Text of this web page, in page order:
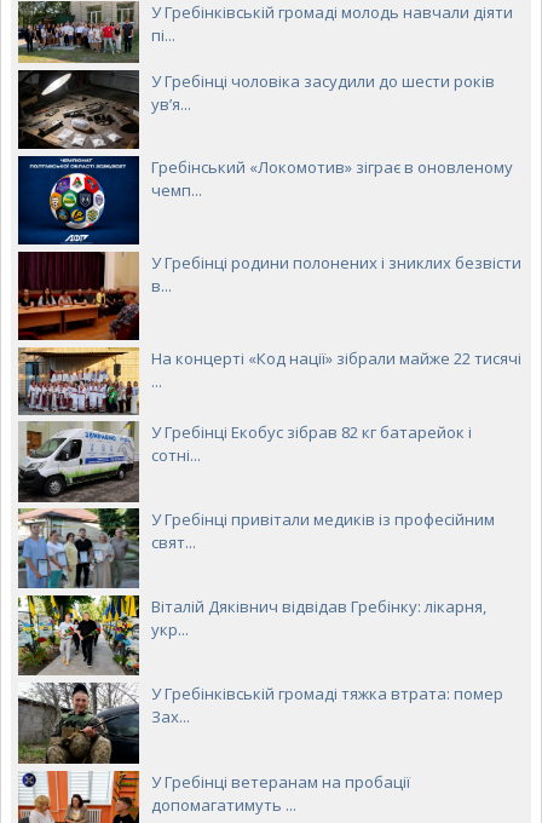
У Гребінківській громаді молодь навчали діяти
пі...
У Гребінці чоловіка засудили до шести років
ув’я...
Гребінський «Локомотив» зіграє в оновленому
чемп...
У Гребінці родини полонених і зниклих безвісти
в...
На концерті «Код нації» зібрали майже 22 тисячі
...
У Гребінці Екобус зібрав 82 кг батарейок і
сотні...
У Гребінці привітали медиків із професійним
свят...
Віталій Дяківнич відвідав Гребінку: лікарня,
укр...
У Гребінківській громаді тяжка втрата: помер
Зах...
У Гребінці ветеранам на пробації
допомагатимуть ...